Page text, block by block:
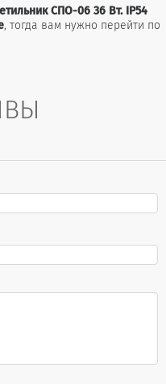
СПО-06 36 Вт. IP54
, тогда вам нужно перейти по